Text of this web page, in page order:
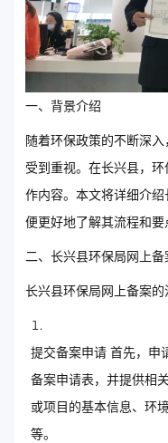
一、背景介绍
随着环保政策的不断深
受到重视。在长兴县，
作内容。本文将详细介
便更好地了解其流程和要
二、长兴县环保局网上
长兴县环保局网上备案的
提交备案申请 首先，申
备案申请表，并提供相
或项目的基本信息、环
等。